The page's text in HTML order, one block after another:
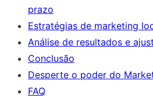
prazo
Estratégias de marketing
Análise de resultados e
Conclusão
Desperte o poder do
FAQ